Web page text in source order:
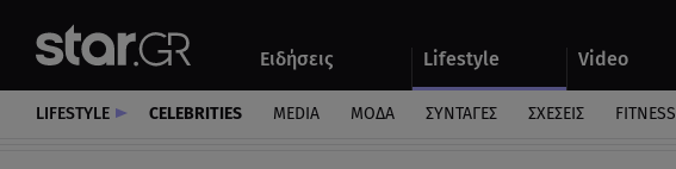
Ειδήσεις Lifestyle Video
Αυτοκίνητο
LIFESTYLE CELEBRITIES MEDIA ΜΟΔΑ ΣΥΝΤΑΓΕΣ ΣΧΕΣΕΙΣ FITNESS